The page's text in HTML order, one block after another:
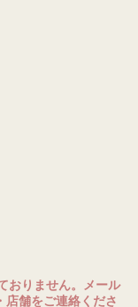
おりません。メール
店舗をご連絡くださ